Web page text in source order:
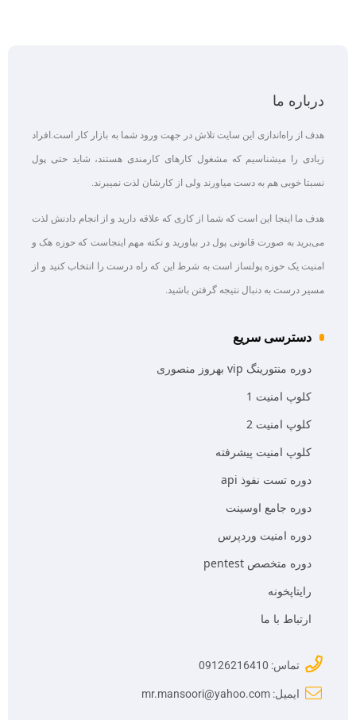
درباره ما
هدف از راه‌اندازی این سایت تلاش در جهت ورود شما به بازار کار است.افراد
زیادی را میشناسیم که مشغول کارهای کارمندی هستند، شاید حتی پول
نسبتا خوبی هم به دست میاورند ولی از کارشان لذت نمیبرند.
هدف ما اینجا این است که شما از کاری که علاقه‌ دارید و از انجام دادنش لذت
می‌برید به صورت قانونی پول در بیاورید و نکته مهم اینجاست که حوزه هک و
امنیت یک حوزه پولساز است به شرط این که راه درست را انتخاب کنید و از
مسیر درست به دنبال نتیجه گرفتن باشید.
دسترسی سریع
دوره منتورینگ vip بهروز منصوری
کلوپ امنیت 1
کلوپ امنیت 2
کلوپ امنیت پیشرفته
دوره تست نفوذ api
دوره جامع اوسینت
دوره امنیت وردپرس
دوره متخصص pentest
رایتاپخونه
ارتباط با ما
تماس: 09126216410
ایمیل: mr.mansoori@yahoo.com